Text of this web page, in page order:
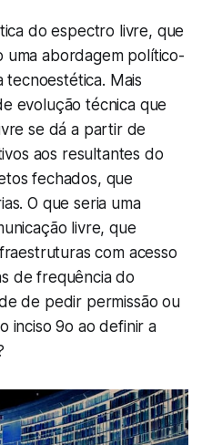
do espectro livre, que
uma abordagem político-
Mais
evolução técnica que
se dá a partir de
aos resultantes do
fechados, que
O que seria uma
livre, que
com acesso
de frequência do
de pedir permissão ou
inciso 9o ao definir a